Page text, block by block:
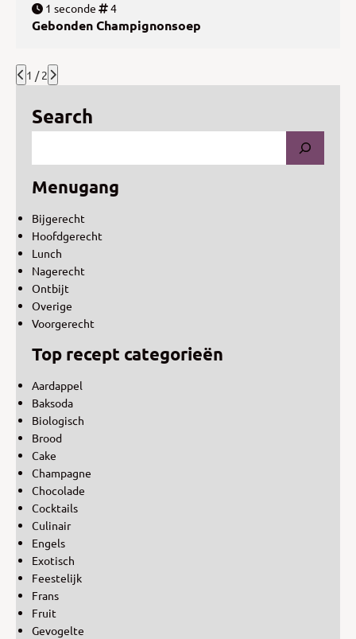
1 seconde 4
Gebonden Champignonsoep
1 / 2
Search
Menugang
Bijgerecht
Hoofdgerecht
Lunch
Nagerecht
Ontbijt
Overige
Voorgerecht
Top recept categorieën
Aardappel
Baksoda
Biologisch
Brood
Cake
Champagne
Chocolade
Cocktails
Culinair
Engels
Exotisch
Feestelijk
Frans
Fruit
Gevogelte